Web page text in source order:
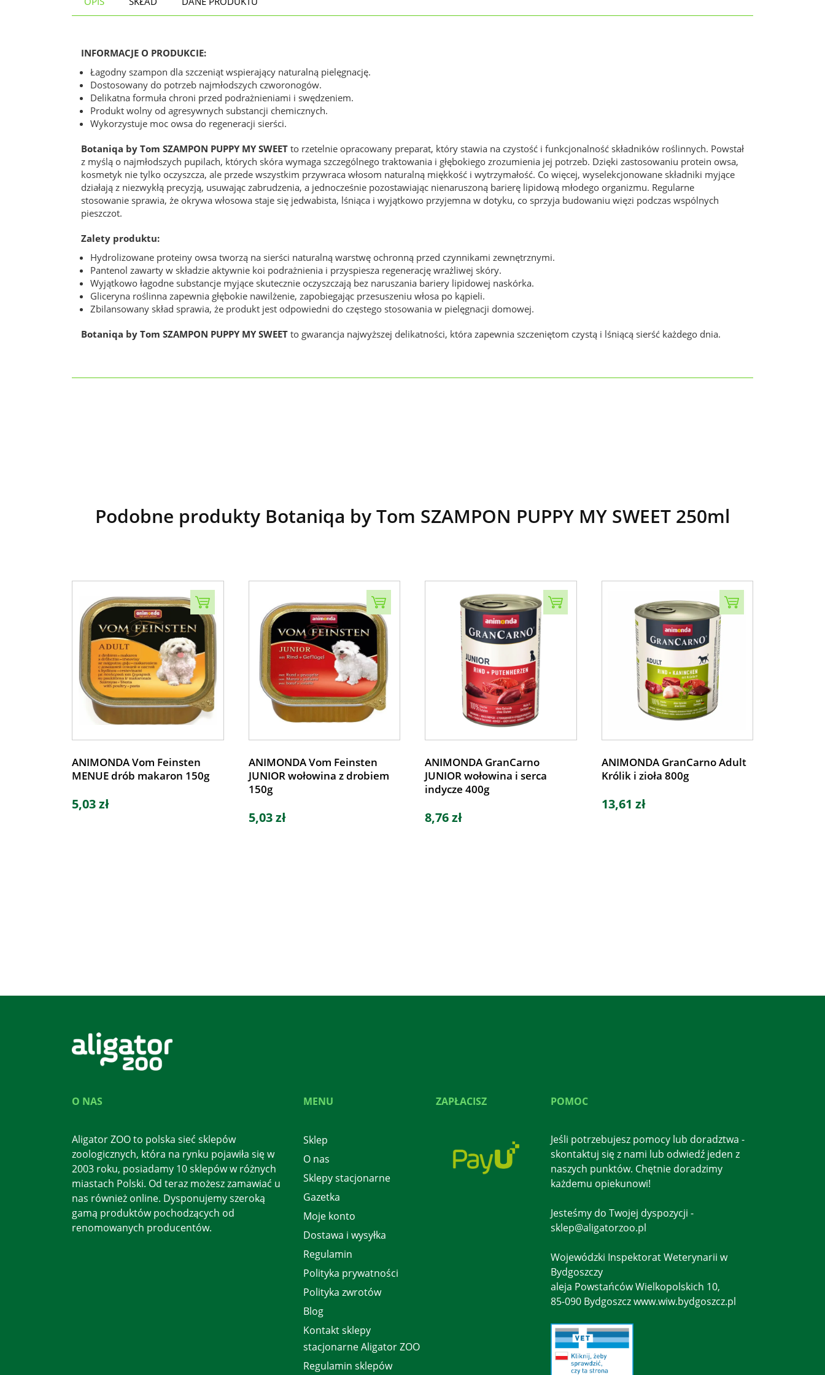
INFORMACJE O PRODUKCIE:
Łagodny szampon dla szczeniąt wspierający naturalną pielęgnację.
Dostosowany do potrzeb najmłodszych czworonogów.
Delikatna formuła chroni przed podrażnieniami i swędzeniem.
Produkt wolny od agresywnych substancji chemicznych.
Wykorzystuje moc owsa do regeneracji sierści.
Botaniqa by Tom SZAMPON PUPPY MY SWEET to rzetelnie opracowany preparat, który stawia na czystość i funkcjonalność składników roślinnych. Powstał
z myślą o najmłodszych pupilach, których skóra wymaga szczególnego traktowania i głębokiego zrozumienia jej potrzeb. Dzięki zastosowaniu protein owsa,
kosmetyk nie tylko oczyszcza, ale przede wszystkim przywraca włosom naturalną miękkość i wytrzymałość. Co więcej, wyselekcjonowane składniki myjące
działają z niezwykłą precyzją, usuwając zabrudzenia, a jednocześnie pozostawiając nienaruszoną barierę lipidową młodego organizmu. Regularne
stosowanie sprawia, że okrywa włosowa staje się jedwabista, lśniąca i wyjątkowo przyjemna w dotyku, co sprzyja budowaniu więzi podczas wspólnych
pieszczot.
Zalety produktu:
Hydrolizowane proteiny owsa tworzą na sierści naturalną warstwę ochronną przed czynnikami zewnętrznymi.
Pantenol zawarty w składzie aktywnie koi podrażnienia i przyspiesza regenerację wrażliwej skóry.
Wyjątkowo łagodne substancje myjące skutecznie oczyszczają bez naruszania bariery lipidowej naskórka.
Gliceryna roślinna zapewnia głębokie nawilżenie, zapobiegając przesuszeniu włosa po kąpieli.
Zbilansowany skład sprawia, że produkt jest odpowiedni do częstego stosowania w pielęgnacji domowej.
Botaniqa by Tom SZAMPON PUPPY MY SWEET to gwarancja najwyższej delikatności, która zapewnia szczeniętom czystą i lśniącą sierść każdego dnia.
Podobne produkty Botaniqa by Tom SZAMPON PUPPY MY SWEET 250ml
ANIMONDA Vom Feinsten
MENUE drób makaron 150g
5,03 zł
ANIMONDA Vom Feinsten
JUNIOR wołowina z drobiem
150g
5,03 zł
ANIMONDA GranCarno
JUNIOR wołowina i serca
indycze 400g
8,76 zł
ANIMONDA GranCarno Adult
Królik i zioła 800g
13,61 zł
O NAS
Aligator ZOO to polska sieć sklepów
zoologicznych, która na rynku pojawiła się w
2003 roku, posiadamy 10 sklepów w różnych
miastach Polski. Od teraz możesz zamawiać u
nas również online. Dysponujemy szeroką
gamą produktów pochodzących od
renomowanych producentów.
MENU
Sklep
O nas
Sklepy stacjonarne
Gazetka
Moje konto
Dostawa i wysyłka
Regulamin
Polityka prywatności
Polityka zwrotów
Blog
Kontakt sklepy
stacjonarne Aligator ZOO
Regulamin sklepów
ZAPŁACISZ POMOC
Jeśli potrzebujesz pomocy lub doradztwa -
skontaktuj się z nami lub odwiedź jeden z
naszych punktów. Chętnie doradzimy
każdemu opiekunowi!
Jesteśmy do Twojej dyspozycji -
sklep@aligatorzoo.pl
Wojewódzki Inspektorat Weterynarii w
Bydgoszczy
aleja Powstańców Wielkopolskich 10,
85-090 Bydgoszcz www.wiw.bydgoszcz.pl